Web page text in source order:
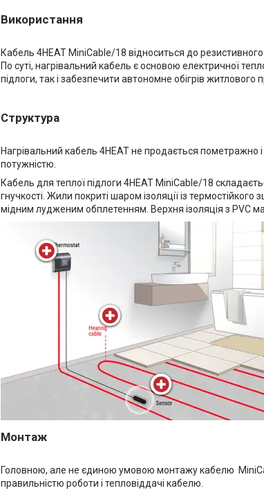
Використання
Кабель 4HEAT MiniCable/18 відноситься до
По суті, нагрівальний кабель є основою електричної
підлоги, так і забезпечити автономне обігрів житлового
Структура
Нагрівальний кабель 4HEAT не продається пометражно
потужністю.
Кабель для теплої підлоги 4HEAT MiniCable/18
гнучкості. Жили покриті шаром ізоляції із
мідним лудженим обплетенням. Верхня ізоляція з PVC
Монтаж
Головною, але не єдиною умовою монтажу кабелю
правильністю роботи і тепловіддачі кабелю.